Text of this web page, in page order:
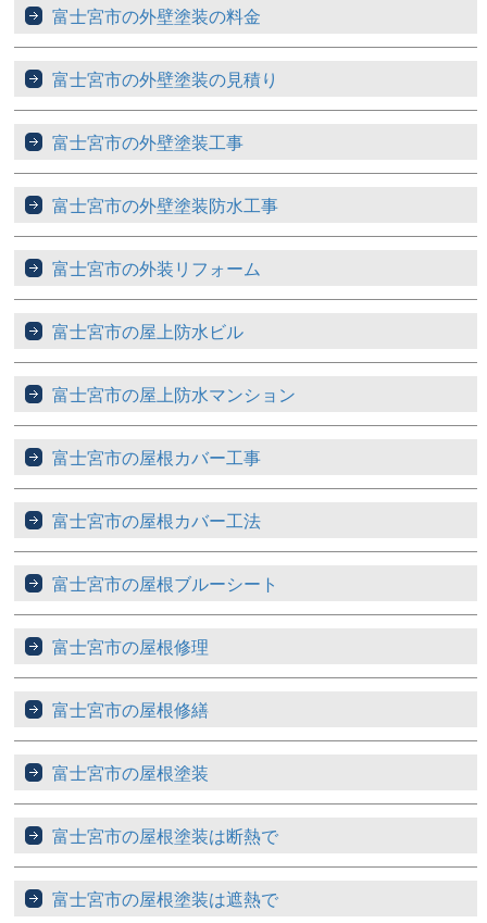
富士宮市の外壁塗装の料金
富士宮市の外壁塗装の見積り
富士宮市の外壁塗装工事
富士宮市の外壁塗装防水工事
富士宮市の外装リフォーム
富士宮市の屋上防水ビル
富士宮市の屋上防水マンション
富士宮市の屋根カバー工事
富士宮市の屋根カバー工法
富士宮市の屋根ブルーシート
富士宮市の屋根修理
富士宮市の屋根修繕
富士宮市の屋根塗装
富士宮市の屋根塗装は断熱で
富士宮市の屋根塗装は遮熱で